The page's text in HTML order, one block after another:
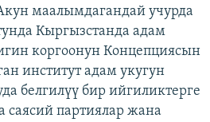
маалымдагандай учурда
Кыргызстанда адам
коргоонун Концепциясын
институт адам укугун
белгилүү бир ийгиликтерге
партиялар жана